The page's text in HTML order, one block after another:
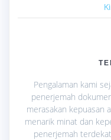
Pengalaman kami
penerjemah
merasakan kepuasan
menarik minat dan
penerjemah